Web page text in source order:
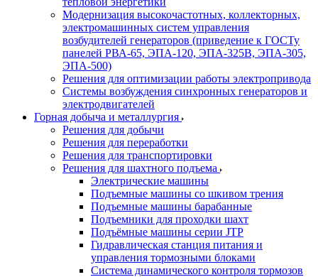
Модернизация высокочастотных, коллекторных,
электромашинных систем управления
возбудителей генераторов (приведение к ГОСТу
панелей РВА-65, ЭПА-120, ЭПА-325В, ЭПА-305,
ЭПА-500)
Решения для оптимизации работы электропривода
Системы возбуждения синхронных генераторов и
электродвигателей
Горная добыча и металлургия
Решения для добычи
Решения для переработки
Решения для транспортировки
Решения для шахтного подъема
Электрические машины
Подъемные машины со шкивом трения
Подъемные машины барабанные
Подъемники для проходки шахт
Подъёмные машины серии JTP
Гидравлическая станция питания и
управления тормозными блоками
Система динамического контроля тормозов